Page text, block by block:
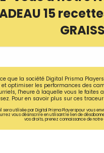
15
que la société Digital Prisma
optimiser les performances des
l'heure à laquelle vous le
Pour en savoir plus sur ces
sera utilisée par Digital Prisma Playerspour vous
vous désinscrire en utilisant le lien de
vos droits, prenez connaissance de notre